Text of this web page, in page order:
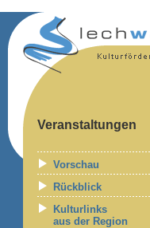
Veranstaltungen
Vorschau
Rückblick
Kulturlinks
aus der Region